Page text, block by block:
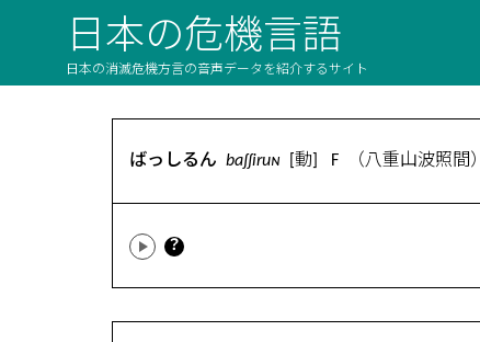
日本の危機言語
日本の消滅危機方言の音声データを紹介するサイト
ばっしるん baʃʃiruɴ [動] F （八重山波照間）
？